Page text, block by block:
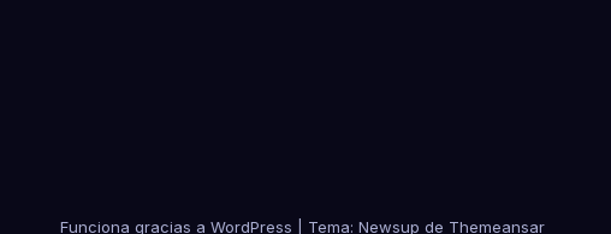
Funciona gracias a WordPress Tema: Newsup de Themeansar